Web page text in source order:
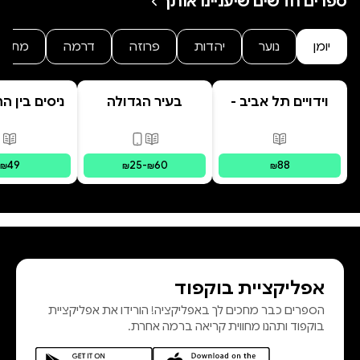
יומן נוער יהדות פרוזה דרמה מתח
וידויים תל אביב -
פורמטים זמינים
מודפס
₪88
בעיר הגדולה
פורמטים זמינים מודפס,
₪25-₪60
ניסים בין
₪49
אפליקציית בוקפוד
הספרים כבר מחכים לך באפליקציה! הורידו את אפליקציית
בוקפוד ותהנו מחווית קריאה ברמה אחרת.